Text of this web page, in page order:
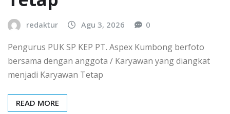
redaktur Agu 3, 2026 0
Pengurus PUK SP KEP PT. Aspex Kumbong berfoto
bersama dengan anggota / Karyawan yang diangkat
menjadi Karyawan Tetap
READ MORE